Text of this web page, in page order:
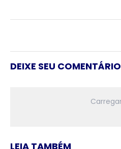
DEIXE SEU COMENTÁRIO
LEIA TAMBÉM